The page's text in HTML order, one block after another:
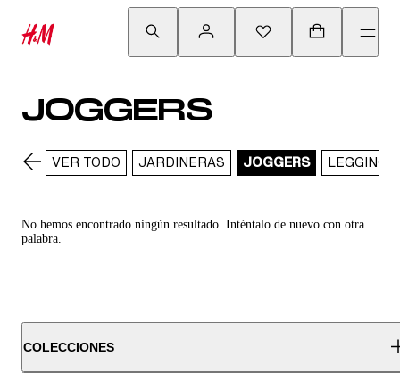
JOGGERS
VER TODO JARDINERAS JOGGERS LEGGINGS
No hemos encontrado ningún resultado. Inténtalo de nuevo con otra
palabra.
COLECCIONES